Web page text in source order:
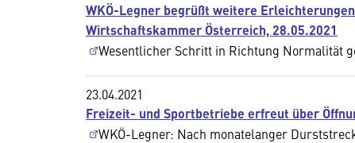
WKÖ-Legner begrüßt weitere
Wirtschaftskammer Österreich, 28.05.2021
Wesentlicher Schritt in Richtung Normalität
23.04.2021
Freizeit- und Sportbetriebe erfreut über
WKÖ-Legner: Nach monatelanger